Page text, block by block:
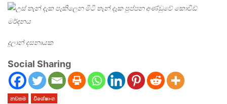
දුලාන් දසනායක
Social Sharing
නවතම විශේෂාංග